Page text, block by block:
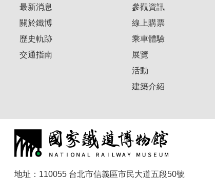
最新消息
關於鐵博
歷史軌跡
交通指南
參觀資訊
線上購票
乘車體驗
展覽
活動
建築介紹
地址：110055 台北市信義區市民大道五段50號